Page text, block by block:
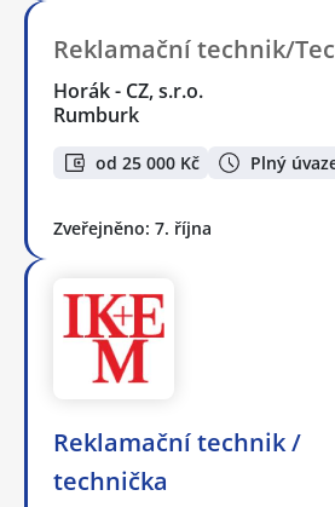
Reklamační technik/
Horák - CZ, s.r.o.
Rumburk
od 25 000 Kč Plný
Zveřejněno: 7. října
Reklamační technik /
technička